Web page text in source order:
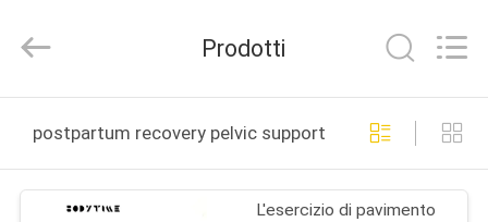
PRODOTTI
Fumao
Technology
All
Prodotti
postpartum recovery pelvic support pants produzione
L'esercizio di pavimento